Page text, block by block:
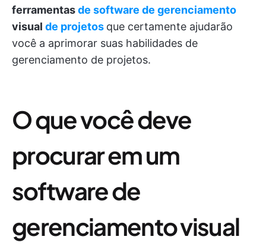
ferramentasde software de gerenciamento
visual de projetos que certamente ajudarão
você a aprimorar suas habilidades de
gerenciamento de projetos.
O que você deve
procurar em um
software de
gerenciamento visual